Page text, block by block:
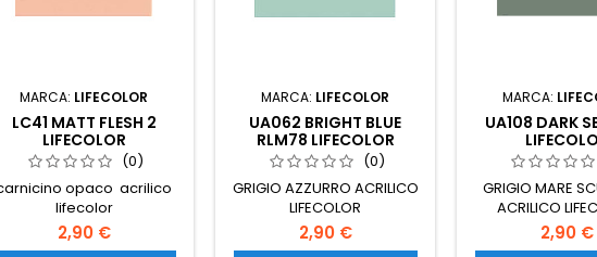
MARCA: LIFECOLOR
LC41 MATT FLESH 2
LIFECOLOR
(0)
opaco acrilico
lifecolor
2,90 €
MARCA: LIFECOLOR
UA062 BRIGHT BLUE
RLM78 LIFECOLOR
(0)
GRIGIO AZZURRO ACRILICO
LIFECOLOR
2,90 €
MARCA:
UA108 DARK
GRIGIO MARE
ACRILICO
2,90 €